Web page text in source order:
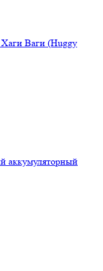
Ваги (Huggy
аккумуляторный